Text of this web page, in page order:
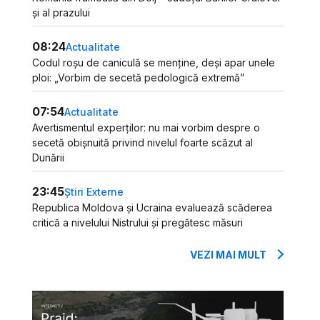
și al prazului
08:24Actualitate
Codul roșu de caniculă se menține, deși apar unele
ploi: „Vorbim de secetă pedologică extremă”
07:54Actualitate
Avertismentul experților: nu mai vorbim despre o
secetă obișnuită privind nivelul foarte scăzut al
Dunării
23:45Știri Externe
Republica Moldova și Ucraina evaluează scăderea
critică a nivelului Nistrului și pregătesc măsuri
VEZI MAI MULT